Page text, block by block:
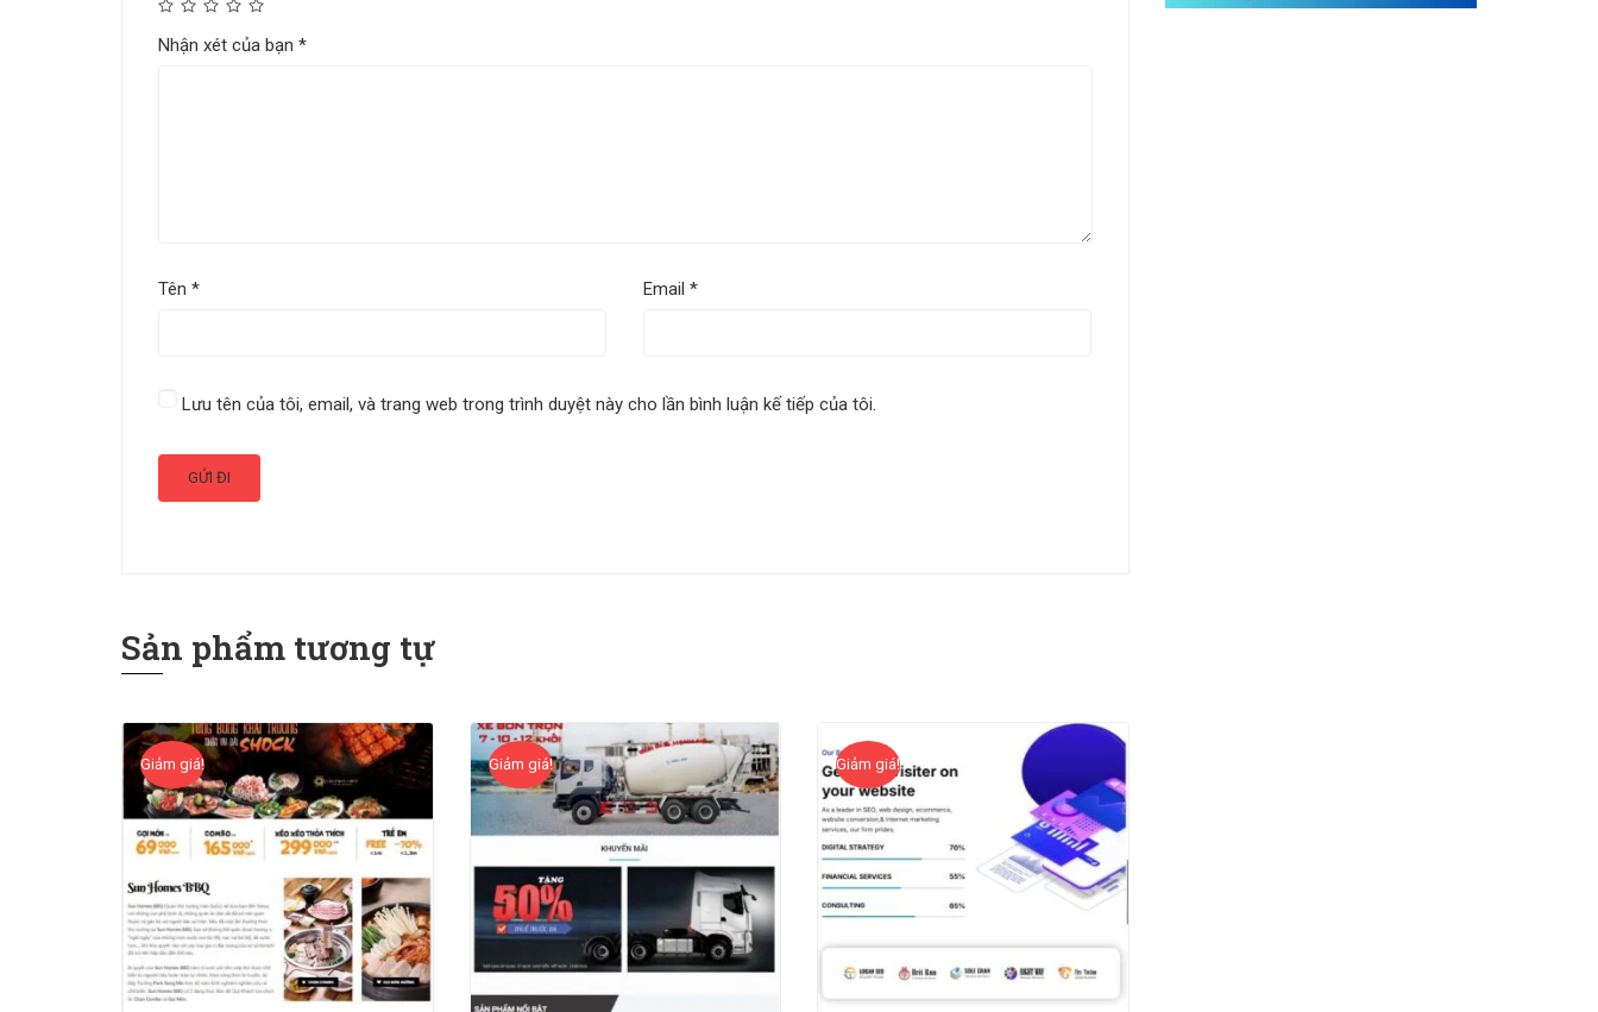
Nhận xét của bạn *
Tên * Email*
Lưu tên của tôi, email, và trang web trong trình duyệt này cho lần bình luận kế tiếp của tôi.
Sản phẩm tương tự
Giảm giá! Giảm giá! Giảm giá!